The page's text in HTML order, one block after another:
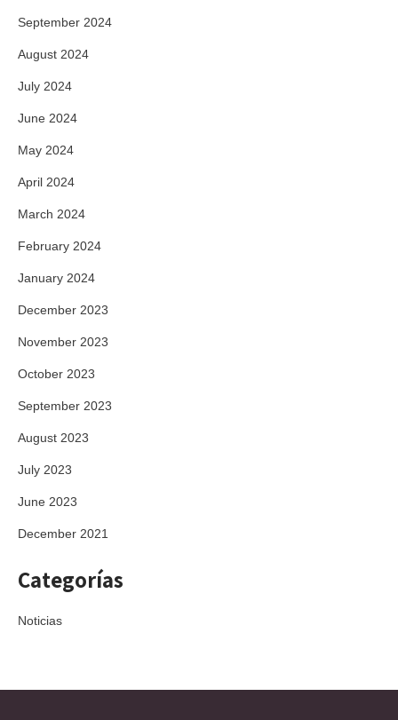
September 2024
August 2024
July 2024
June 2024
May 2024
April 2024
March 2024
February 2024
January 2024
December 2023
November 2023
October 2023
September 2023
August 2023
July 2023
June 2023
December 2021
Categorías
Noticias